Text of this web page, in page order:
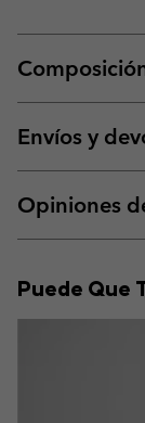
Envíos y
Opiniones
Puede Que